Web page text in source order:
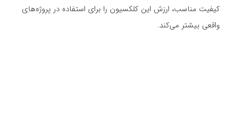
کیفیت مناسب، ارزش این کلکسیون را برای استفاده در پروژه‌های
واقعی بیشتر می‌کند.